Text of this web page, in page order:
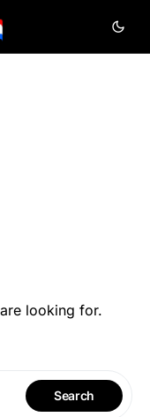
looking for.
Search